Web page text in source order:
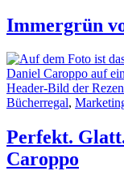
Immergrün
Bücherregal,
Perfekt.
Caroppo